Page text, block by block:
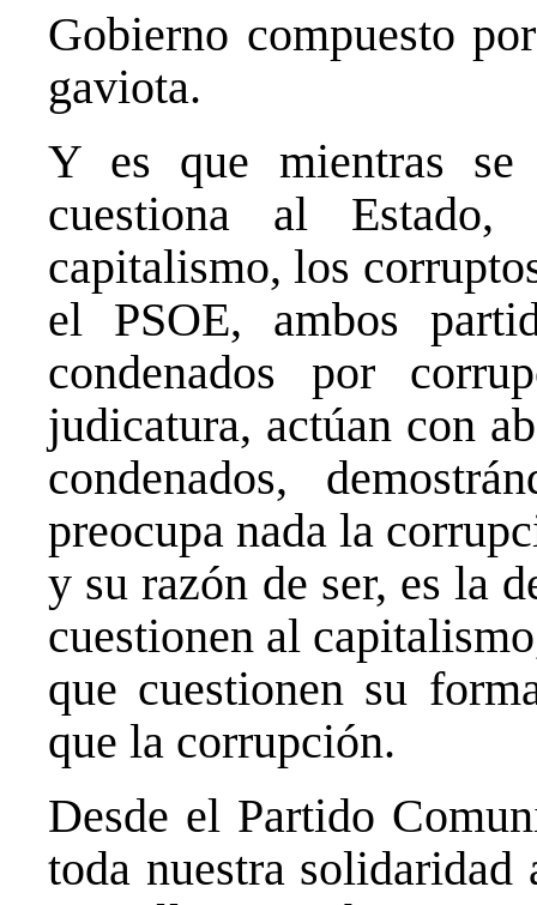
Gobierno compuesto
gaviota.
Y es que mientras se
cuestiona al
capitalismo, los
el PSOE, ambos
condenados por
judicatura, actúan con
condenados,
preocupa nada la
y su razón de ser, es la
cuestionen al
que cuestionen su
que la corrupción.
Desde el Partido
toda nuestra solidaridad